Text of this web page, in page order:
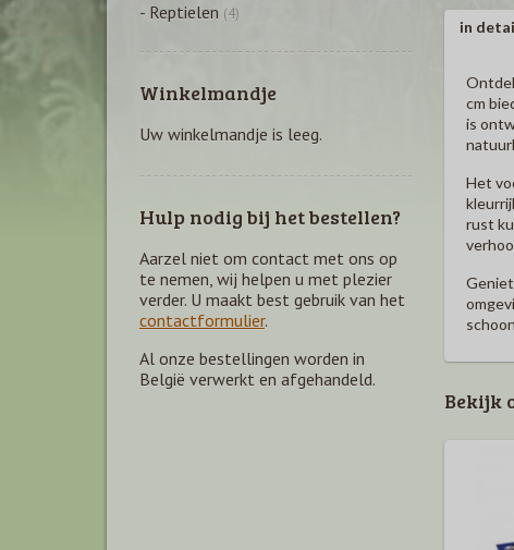
in
cm
is
Het
rust
Bekijk
- Reptielen (4)
Winkelmandje
Uw winkelmandje is leeg.
Hulp nodig bij het bestellen?
Aarzel niet om contact met ons op
te nemen, wij helpen u met plezier
verder. U maakt best gebruik van het
contactformulier.
Al onze bestellingen worden in
België verwerkt en afgehandeld.